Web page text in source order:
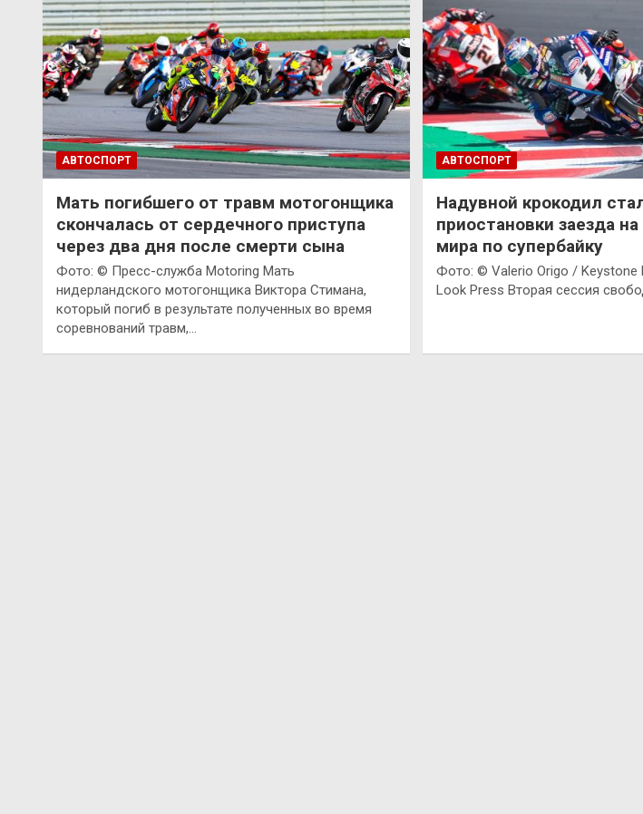
АВТОСПОРТ
Мать погибшего от травм мотогонщика
скончалась от сердечного приступа
через два дня после смерти сына
Фото: © Пресс-служба Motoring Мать
нидерландского мотогонщика Виктора Стимана,
который погиб в результате полученных во время
соревнований травм,…
АВТОСПОРТ
Надувной крокодил
приостановки заезда
мира по супербайку
Фото: © Valerio Origo / Keystone
Look Press Вторая сессия